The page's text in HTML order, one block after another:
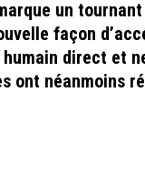
un
façon
direct et
néanmoins